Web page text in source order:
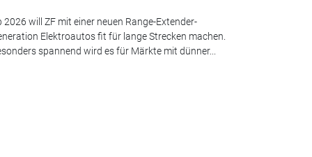
2026 will ZF mit einer neuen Range-Extender-
Elektroautos fit für lange Strecken machen.
spannend wird es für Märkte mit dünner...